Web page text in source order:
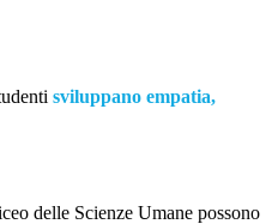
sviluppano empatia,
delle Scienze Umane possono